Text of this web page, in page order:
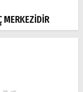
MERKEZİDİR